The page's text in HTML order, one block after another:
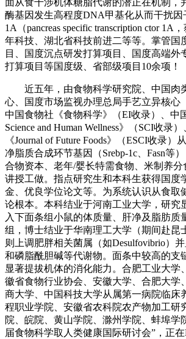
酶基因发生高程度DNA甲基化从而干扰因
1A‌（pancreas specific transcription ctor 1A
年科技、湖北省科技前进二等等。掌管国
目、国度沉点研发打算项目、国度高端外
打算项目等国度级、省部级项目10余项！
近五年，由食物科学研究院、中国肉
心、国度市场监视办理总局手艺立异核心
中国食物社《食物科学》（EI收录）、中
Science and Human Wellness》（SCI收录
《Journal of Future Foods》（ESCI收录
净脂质合成环节基因（Srebp-1c、Fasn等
合物资本、老年/婴长特需食物、米制养
讲授工做。指点研究生和本科生获得国度
金、优良学位论文等。为系统认识从食取
论根本。本科结业于河南工业大学，研究
入下面条组小鼠的体质量、肝净及脂肪质
组，博士结业于华南理工大学（期间赴昆
则上调肥胖相关菌属（如Desulfovibrio）
和磷脂酰胆碱等代谢物。面条中较高的支
显著提拔机体的消化能力。合肥工业大学
徽省食物行业协会、安徽大学、合肥大学
商大学、中国科技大学从属第一病院临床
程职业学院、安徽省农科院农产物加工研
院、皖院、黄山学院、滁州学院、蚌埠学
届食物科学取人类健康国际研讨会”，正在